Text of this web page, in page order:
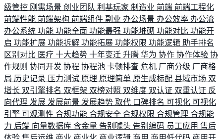
级管控 刚需场景 创业团队 利基玩家 制造业 前端 前端工程化
前端性能 前端架构 前端组件 副业 办公场景 办公效率 办公流
办公系统 功能 功能全面 功能最强 功能堆砌 功能对比 功能开
启 功能扩展 功能拆解 功能拓展 功能权限 功能逻辑 助手排名
区别对比 医疗 十大趋势 十年变迁 升腾 华为 协作 协作体验 协
作规则 协同开发 协程 协程池 卡顿排查 危机 厂商分级 厂商格
局 历史记录 压力测试 原理 原理简单 原生成标配 县域市场 双
增长 双引擎排名 双框架 双榜对照 双维度 双认证 双重认证 反
向代理 发展 发展前景 发展趋势 取代 口碑排名 可视化 可视化
引擎 可观测性 合规功能 合规安全 合规权限 合规管理 合规能
力 后端 向量数据库 含金量 告别噱头 告别编码 员工应用 售后